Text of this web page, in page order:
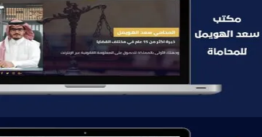
موقع سعد الهويمل للمحاماة
التفاصيل